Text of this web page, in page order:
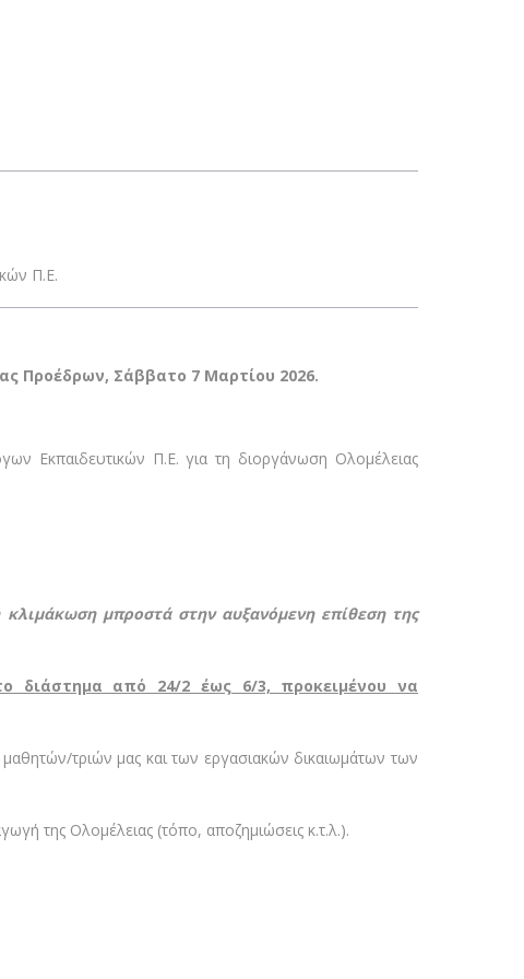
Π.Ε.
Προέδρων, Σάββατο 7 Μαρτίου 2026.
Εκπαιδευτικών Π.Ε. για τη διοργάνωση Ολομέλειας
μπροστά στην αυξανόμενη επίθεση της
διάστημα από 24/2 έως 6/3, προκειμένου να
τριών μας και των εργασιακών δικαιωμάτων των
της Ολομέλειας (τόπο, αποζημιώσεις κ.τ.λ.).